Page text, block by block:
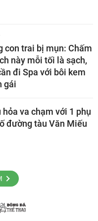
con trai bị mụn: Chấm
này mỗi tối là sạch,
đi Spa với bôi kem
gái
hỏa va chạm với 1 phụ
đường tàu Văn Miếu